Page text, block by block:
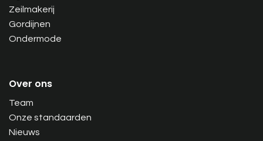
Zeilmakerij
Gordijnen
Ondermode
Over ons
Team
Onze standaarden
Nieuws